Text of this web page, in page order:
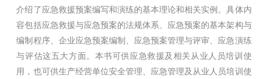
介绍了应急救援预案编写和演练的基本理论和相关实例。具体内
容包括应急救援与应急预案的法规体系、应急预案的基本架构与
编制程序、企业应急预案编制、应急预案管理与评审、应急演练
与评估这五大方面。本书可供应急救援及相关从业人员培训使
用，也可供生产经营单位安全管理、应急管理及从业人员培训使